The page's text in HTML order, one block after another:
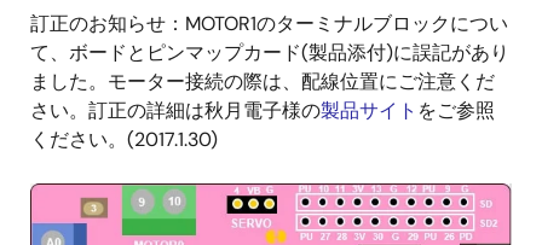
訂正のお知らせ：MOTOR1のターミナルブロックについ
て、ボードとピンマップカード(製品添付)に誤記があり
ました。モーター接続の際は、配線位置にご注意くだ
さい。訂正の詳細は秋月電子様の製品サイト をご参照
ください。(2017.1.30)